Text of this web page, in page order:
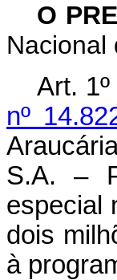
O
Nacional
Art. 1º
nº
S.A. –
especial
dois
à